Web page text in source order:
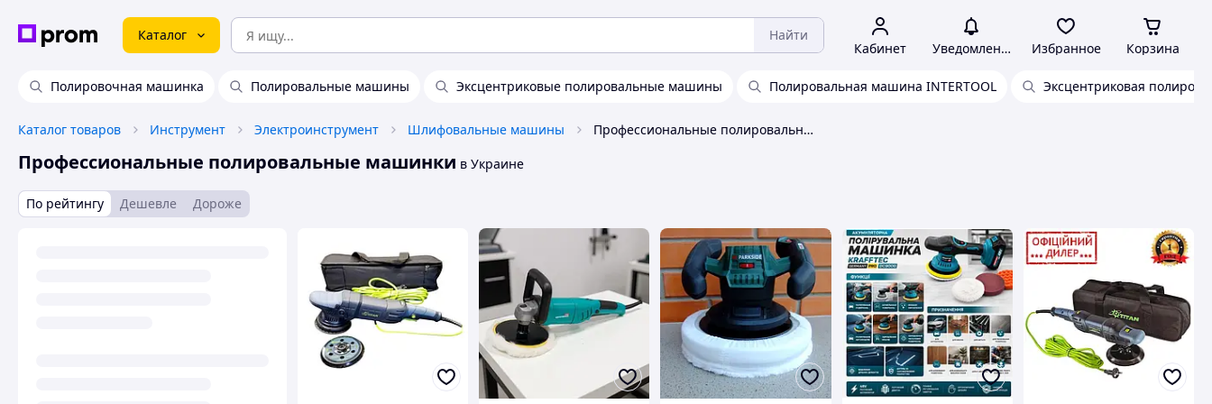
Каталог Найти
Кабинет Уведомления Избранное Корзина
Полировочная машинка Полировальные машины Эксцентриковые полировальные машины Полировальная машина INTERTOOL Эксцентриковая
Каталог товаров Инструмент Электроинструмент Шлифовальные машины Профессиональные полировальные машинки
Профессиональные полировальные машинки в Украине
По рейтингу Дешевле Дороже